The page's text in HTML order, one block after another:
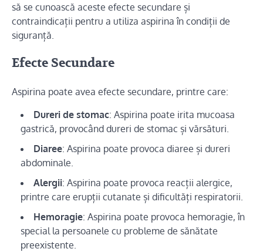
să se cunoască aceste efecte secundare și
contraindicații pentru a utiliza aspirina în condiții de
siguranță.
Efecte Secundare
Aspirina poate avea efecte secundare, printre care:
Dureri de stomac: Aspirina poate irita mucoasa
gastrică, provocând dureri de stomac și vărsături.
Diaree: Aspirina poate provoca diaree și dureri
abdominale.
Alergii: Aspirina poate provoca reacții alergice,
printre care erupții cutanate și dificultăți respiratorii.
Hemoragie: Aspirina poate provoca hemoragie, în
special la persoanele cu probleme de sănătate
preexistente.